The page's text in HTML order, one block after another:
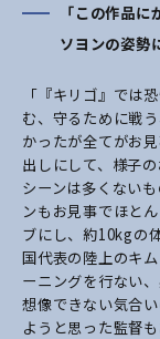
「この作品に
ソヨンの姿
「『キリゴ』では
む、守るために戦
かったが全てがお
出しにして、様子
シーンは多くない
ンもお見事でほと
ブにし、約10kgの
国代表の陸上のキ
ーニングを行ない
想像できない気合
ようと思った監督も